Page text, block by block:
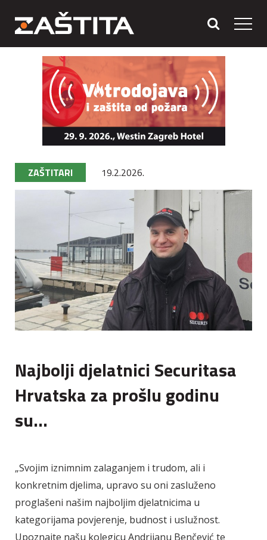
ZAŠTITARI 19.2.2026.
Najbolji djelatnici Securitasa
Hrvatska za prošlu godinu
su...
„Svojim iznimnim zalaganjem i trudom, ali i
konkretnim djelima, upravo su oni zasluženo
proglašeni našim najboljim djelatnicima u
kategorijama povjerenje, budnost i uslužnost.
Upoznajte našu kolegicu Andrijanu Benčević te